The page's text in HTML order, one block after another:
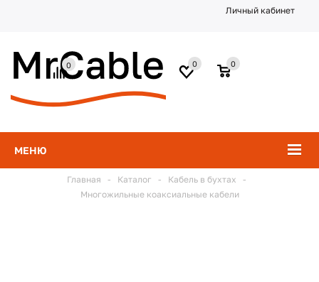
Личный кабинет
МЕНЮ
0
0
0
Главная - Каталог - Кабель в бухтах
-
Многожильные коаксиальные кабели